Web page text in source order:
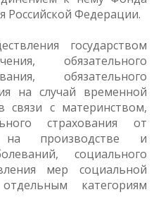
Российской Федерации.
государством
обязательного
обязательного
на случай временной
связи с материнством,
страхования от
на производстве и
социального
мер социальной
категориям